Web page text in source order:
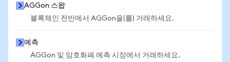
AGGon 스왑
블록체인 전반에서 AGGon을(를) 거래하세요.
예측
AGGon 및 암호화폐 예측 시장에서 거래하세요.